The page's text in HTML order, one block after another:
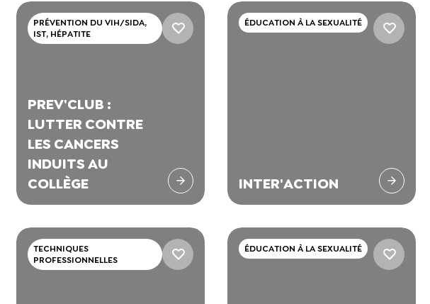
PRÉVENTION DU VIH/SIDA,
IST, HÉPATITE
PREV'CLUB :
LUTTER CONTRE
LES CANCERS
INDUITS AU
COLLÈGE
ÉDUCATION À LA SEXUALITÉ
INTER'ACTION
TECHNIQUES
PROFESSIONNELLES
ÉDUCATION À LA SEXUALITÉ